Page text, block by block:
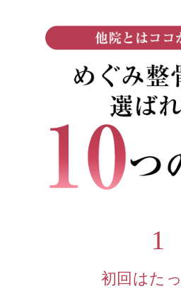
1
初回はた